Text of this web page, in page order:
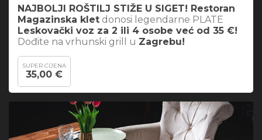
NAJBOLJI ROŠTILJ STIŽE U SIGET! Restoran
Magazinska klet donosi legendarne PLATE
Leskovački voz za 2 ili 4 osobe već od 35 €!
Dođite na vrhunski grill u Zagrebu!
SUPER CIJENA
35,00 €